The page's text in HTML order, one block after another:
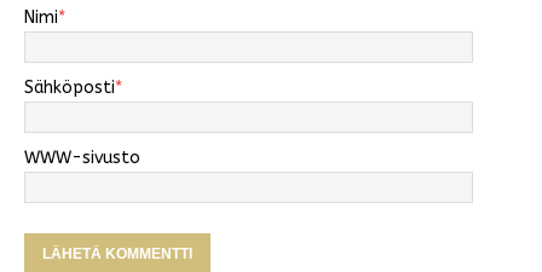
Nimi*
Sähköposti*
WWW-sivusto